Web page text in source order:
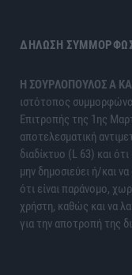
ΔΉΛΩΣΗ
H ΣΟΥΡΛΟΠΟΥΛΟΣ Α
ιστότοπος
Επιτροπής της 1ης
αποτελεσματική
διαδίκτυο (L 63) και
μην δημοσιεύει ή/και
ότι είναι παράνομο,
χρήστη, καθώς και να
για την αποτροπή της